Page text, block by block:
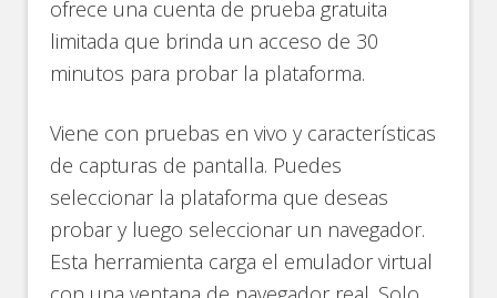
ofrece una cuenta de prueba gratuita
limitada que brinda un acceso de 30
minutos para probar la plataforma.
Viene con pruebas en vivo y características
de capturas de pantalla. Puedes
seleccionar la plataforma que deseas
probar y luego seleccionar un navegador.
Esta herramienta carga el emulador virtual